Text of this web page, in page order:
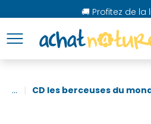
🚚 Profitez de la
... CD les berceuses du